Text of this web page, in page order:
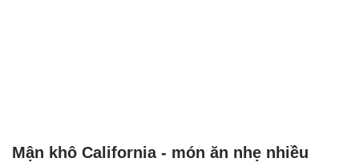
Mận khô California - món ăn nhẹ nhiều